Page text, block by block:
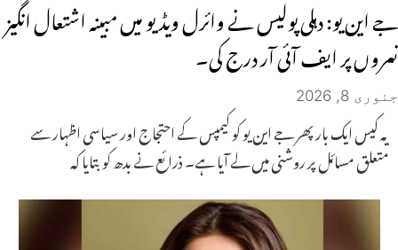
جے این یو: دہلی پولیس نے وائرل ویڈیو میں مبینہ اشتعال انگیز
نعروں پر ایف آئی آر درج کی۔
جنوری 8, 2026
یہ کیس ایک بار پھر جے این یو کو کیمپس کے احتجاج اور سیاسی اظہار سے
متعلق مسائل پر روشنی میں لے آیا ہے۔ ذرائع نے بدھ کو بتایا کہ